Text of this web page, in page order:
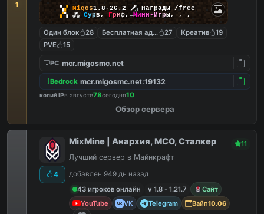
1 ▚▞ Migos1.8-26.2🗡 Награды /free
▞▚ ⁂ Сурв, Гриф,Мини-Игры, , ,
Один блок 28 Бесплатная админка
27 Креатив
19
PVE
15
PC mcr.migosmc.net
Bedrock mcr.migosmc.net:19132
копий IPв августе78сегодня10
Обзор сервера
4
MixMine | Анархия, МСО, Сталкер 11
Лучший сервер в Майнкрафт
добавлен 949 дн назад
43 игроков онлайн
v 1.8 - 1.21.7
Сайт
YouTube
VK Telegram Вайп10.06